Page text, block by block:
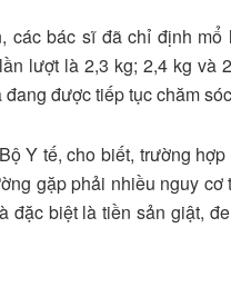
các bác sĩ đã chỉ định
lượt là 2,3 kg; 2,4 kg và
được tiếp tục chăm
Y tế, cho biết, trường
gặp phải nhiều nguy
đặc biệt là tiền sản giật,